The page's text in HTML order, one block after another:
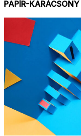
PAPÍR-KARÁCSONY